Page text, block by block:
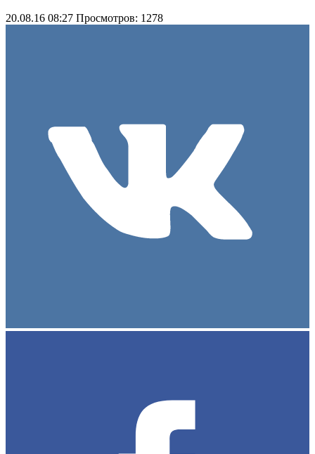
20.08.16 08:27 Просмотров: 1278